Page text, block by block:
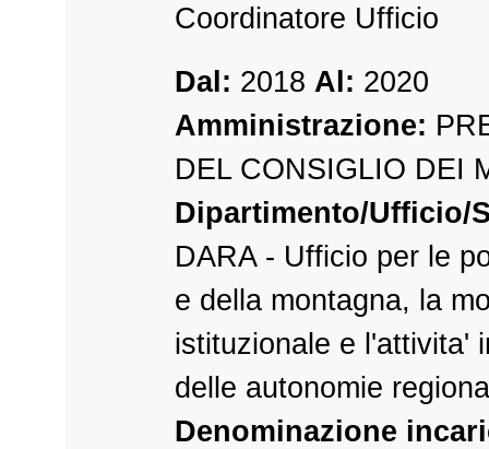
Coordinatore Ufficio
Dal: 2018 Al: 2020
Amministrazione:
DEL CONSIGLIO DEI
Dipartimento/Ufficio/
DARA - Ufficio per le
e della montagna, la
istituzionale e l'attivita'
delle autonomie
Denominazione